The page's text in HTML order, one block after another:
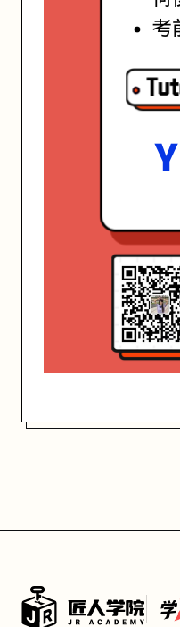
University of
匠人学院提供高质量的IT培训课